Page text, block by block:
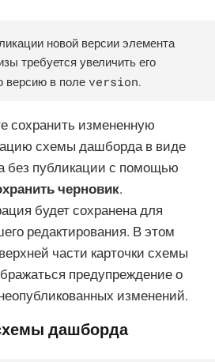
новой версии элемента
требуется увеличить его
версию в поле version.
сохранить измененную
схемы дашборда в виде
без публикации с помощью
черновик.
будет сохранена для
редактирования. В этом
части карточки схемы
предупреждение о
изменений.
дашборда